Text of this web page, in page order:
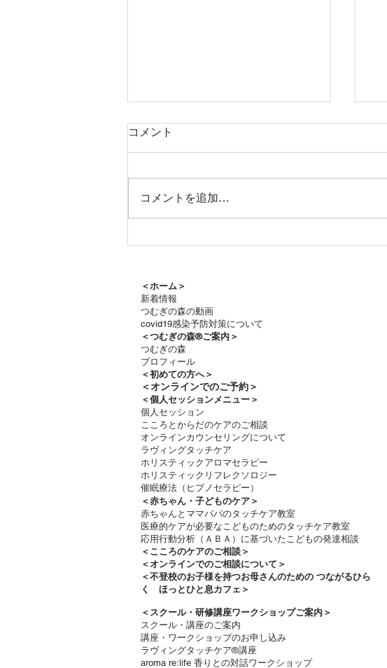
コメント
コメントを追加…
＜ホーム＞
新着情報
つむぎの森の動画
covid19感染予防対策について
＜つむぎの森®ご案内＞
つむぎの森
プロフィール
＜初めての方へ＞
＜​オンラインでのご予約＞
＜個人セッションメニュー＞
個人セッション
こころとからだのケアのご相談
オンラインカウンセリングについて
ラヴィングタッチケア
ホリスティックアロマセラピー
ホリスティックリフレクソロジー​
催眠療法（ヒプノセラピー）
＜赤ちゃん・子どものケア＞
​赤ちゃんとママパパのタッチケア教室
医療的ケアが必要なこどものためのタッチケア教室
応用行動分析（ＡＢＡ）に基づいたこどもの発達相談
＜ こころのケアのご相談＞
＜オンラインでのご相談について＞
＜不登校のお子様を持つお母さんのための つながるひら
く ほっとひと息カフェ＞
＜ スクール・研修講座ワークショップご案内＞
スクール・講座のご案内
講座・ワークショップのお申し込み
ラヴィングタッチケア®講座
aroma re:life 香りとの対話ワークショップ